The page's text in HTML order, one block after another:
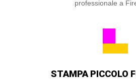
professionale a
STAMPA PICCOLO